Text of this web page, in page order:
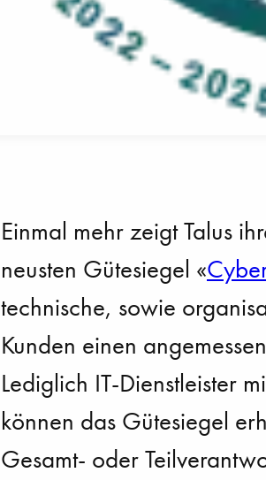
Einmal mehr zeigt Talus
neusten Gütesiegel «
technische, sowie
Kunden einen
Lediglich IT-Dienstleister
können das Gütesiegel
Gesamt- oder